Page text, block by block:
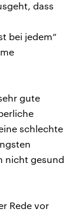
dass
bei jedem“
gute
schlechte
nicht gesund
Rede vor